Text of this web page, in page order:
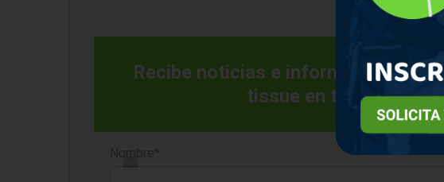
Recibe noticias e información
tissue en tu correo